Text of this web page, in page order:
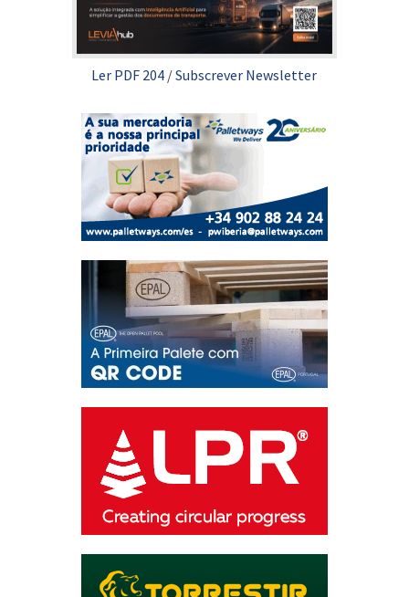
Ler PDF 204 /Subscrever Newsletter